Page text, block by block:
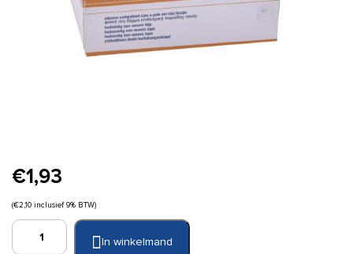
€1,93
(€2,10 inclusief 9% BTW)
Leukopor
In winkelmand